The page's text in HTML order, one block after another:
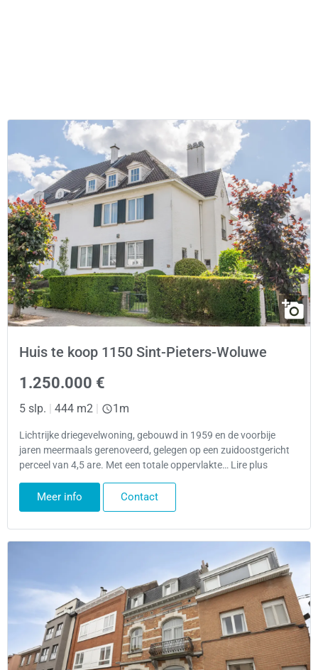
Huis te koop 1150 Sint-Pieters-Woluwe
1.250.000 €
5 slp. 444 m2 1m
Lichtrijke driegevelwoning, gebouwd in 1959 en de voorbije
jaren meermaals gerenoveerd, gelegen op een zuidoostgericht
perceel van 4,5 are. Met een totale oppervlakte… Lire plus
Meer info Contact